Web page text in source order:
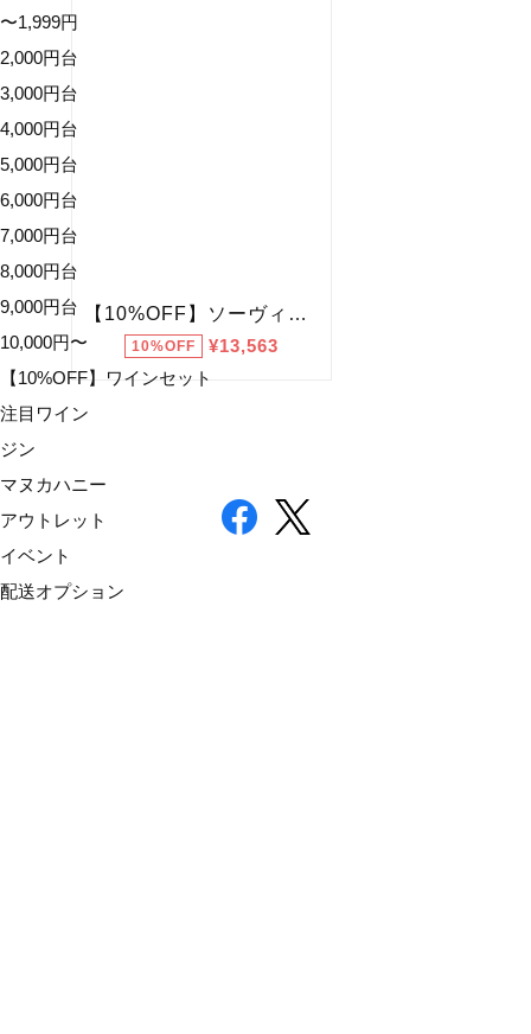
〜1,999円
2,000円台
3,000円台
4,000円台
5,000円台
6,000円台
7,000円台
8,000円台
9,000円台
10,000円〜
【10%OFF】ワインセット
注目ワイン
ジン
マヌカハニー
アウトレット
イベント
配送オプション